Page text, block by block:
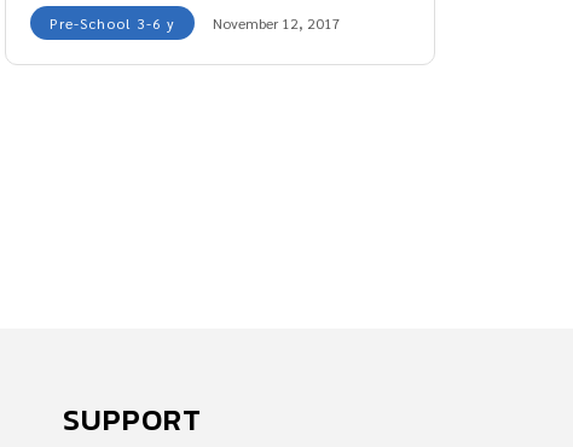
Pre-School 3-6 y November 12, 2017
SUPPORT